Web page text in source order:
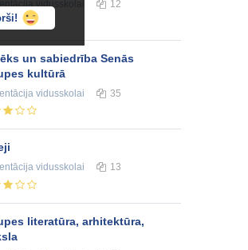
vidusskolai 12
un sabiedrība Senās
kultūrā
vidusskolai 35
vidusskolai 13
literatūra, arhitektūra,